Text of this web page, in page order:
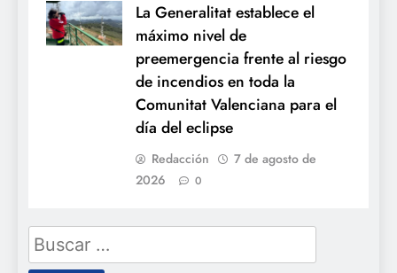
La Generalitat establece el
máximo nivel de
preemergencia frente al riesgo
de incendios en toda la
Comunitat Valenciana para el
día del eclipse
Redacción
7 de agosto de
2026
0
Buscar: